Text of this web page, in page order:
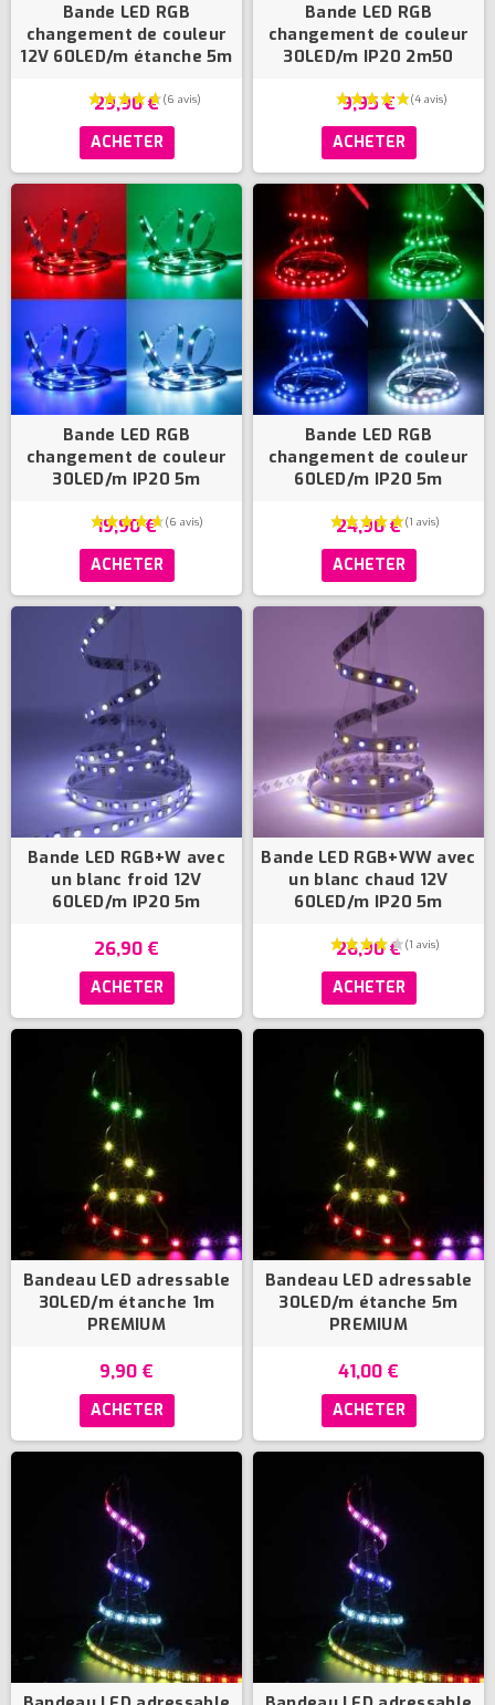
(8 avis)
Bande LED RGB
changement de couleur
12V 60LED/m étanche 5m
(6 avis)
29,90 €
ACHETER
Bande LED RGB
changement de couleur
30LED/m IP20 2m50
9,95 €
ACHETER
Bande LED RGB
changement de couleur
30LED/m IP20 5m
19,90 €
ACHETER
Bande LED RGB
changement de couleur
60LED/m IP20 5m
24,90 €
ACHETER
Bande LED RGB+W avec
un blanc froid 12V
60LED/m IP20 5m
26,90 €
ACHETER
Bande LED RGB+WW avec
un blanc chaud 12V
60LED/m IP20 5m
26,90 €
ACHETER
Bandeau LED adressable
30LED/m étanche 1m
PREMIUM
9,90 €
ACHETER
Bandeau LED adressable
30LED/m étanche 5m
PREMIUM
41,00 €
ACHETER